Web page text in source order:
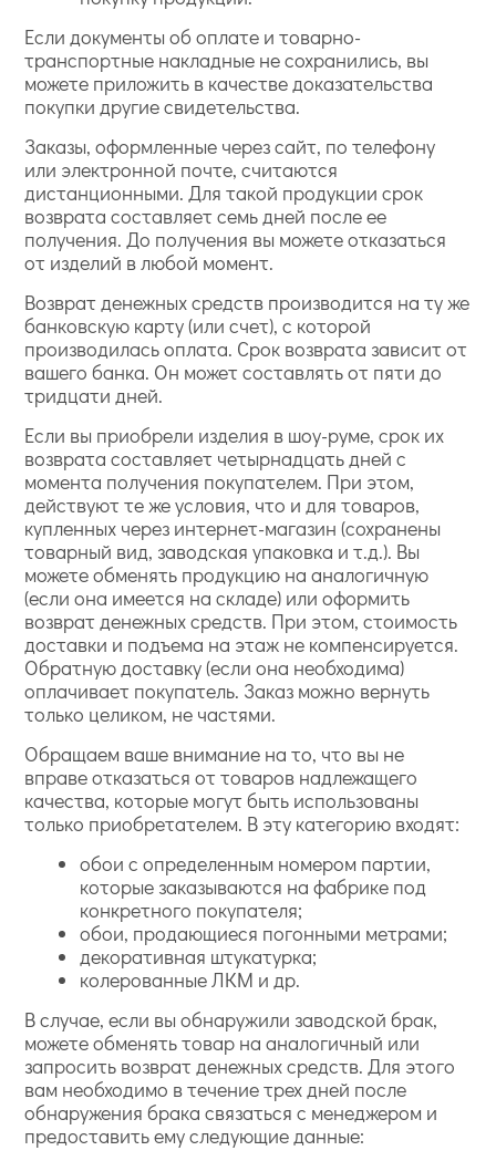
Если документы об оплате и товарно-
транспортные накладные не сохранились, вы
можете приложить в качестве доказательства
покупки другие свидетельства.
Заказы, оформленные через сайт, по телефону
или электронной почте, считаются
дистанционными. Для такой продукции срок
возврата составляет семь дней после ее
получения. До получения вы можете отказаться
от изделий в любой момент.
Возврат денежных средств производится на ту же
банковскую карту (или счет), с которой
производилась оплата. Срок возврата зависит от
вашего банка. Он может составлять от пяти до
тридцати дней.
Если вы приобрели изделия в шоу-руме, срок их
возврата составляет четырнадцать дней с
момента получения покупателем. При этом,
действуют те же условия, что и для товаров,
купленных через интернет-магазин (сохранены
товарный вид, заводская упаковка и т.д.). Вы
можете обменять продукцию на аналогичную
(если она имеется на складе) или оформить
возврат денежных средств. При этом, стоимость
доставки и подъема на этаж не компенсируется.
Обратную доставку (если она необходима)
оплачивает покупатель. Заказ можно вернуть
только целиком, не частями.
Обращаем ваше внимание на то, что вы не
вправе отказаться от товаров надлежащего
качества, которые могут быть использованы
только приобретателем. В эту категорию входят:
обои с определенным номером партии,
которые заказываются на фабрике под
конкретного покупателя;
обои, продающиеся погонными метрами;
декоративная штукатурка;
колерованные ЛКМ и др.
В случае, если вы обнаружили заводской брак,
можете обменять товар на аналогичный или
запросить возврат денежных средств. Для этого
вам необходимо в течение трех дней после
обнаружения брака связаться с менеджером и
предоставить ему следующие данные: